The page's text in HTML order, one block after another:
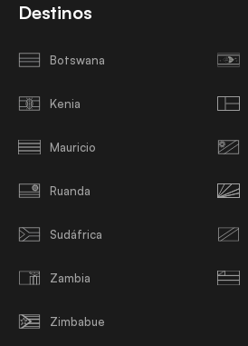
Destinos
Botswana
Kenia
Mauricio
Ruanda
Sudáfrica
Zambia
Zimbabue